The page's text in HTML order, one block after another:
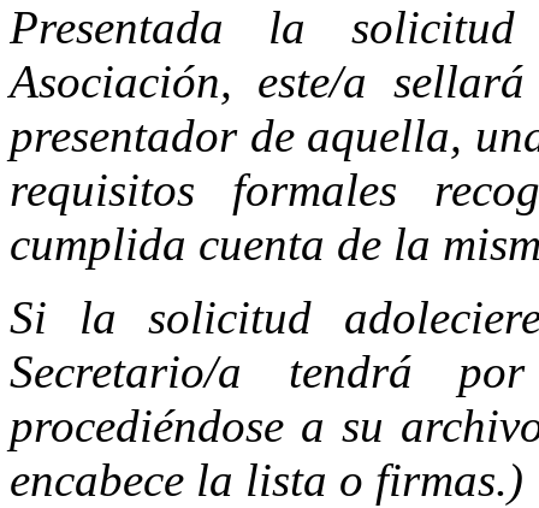
Presentada la
Asociación, este/a
presentador de aquella,
requisitos formales
cumplida cuenta de la
Si la solicitud
Secretario/a tendrá
procediéndose a su
encabece la lista o firmas.)